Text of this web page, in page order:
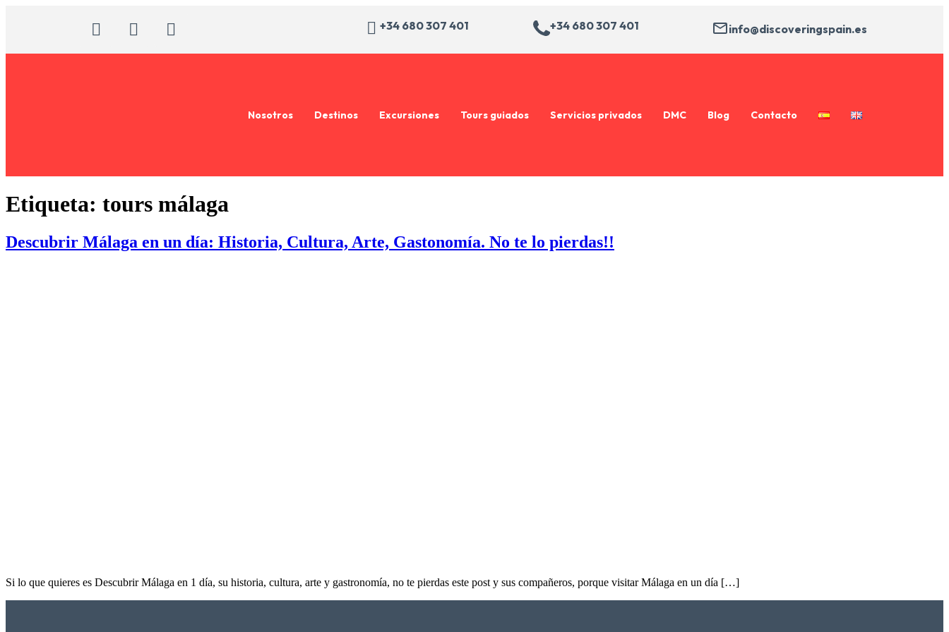
+34 680 307 401 +34 680 307 401 info@discoveringspain.es
Nosotros Destinos Excursiones Tours guiados Servicios privados DMC Blog Contacto
Etiqueta: tours málaga
Descubrir Málaga en un día: Historia, Cultura, Arte, Gastonomía. No te lo pierdas!!
Si lo que quieres es Descubrir Málaga en 1 día, su historia, cultura, arte y gastronomía, no te pierdas este post y sus compañeros, porque visitar Málaga en un día […]